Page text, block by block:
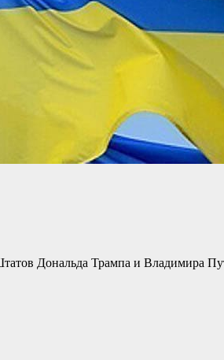
Дональда Трампа и Владимира